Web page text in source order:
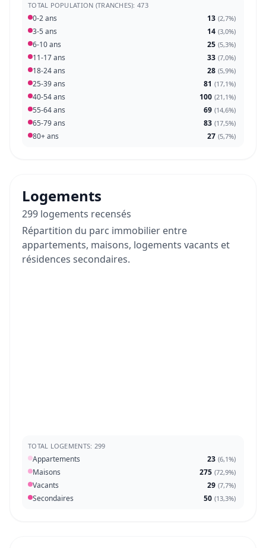
TOTAL POPULATION (TRANCHES): 473
0-2 ans 13 (2,7%)
3-5 ans 14 (3,0%)
6-10 ans 25 (5,3%)
11-17 ans 33 (7,0%)
18-24 ans 28 (5,9%)
25-39 ans 81 (17,1%)
40-54 ans 100 (21,1%)
55-64 ans 69 (14,6%)
65-79 ans 83 (17,5%)
80+ ans 27 (5,7%)
Logements
299 logements recensés
Répartition du parc immobilier entre
appartements, maisons, logements vacants et
résidences secondaires.
TOTAL LOGEMENTS: 299
Appartements 23 (6,1%)
Maisons 275 (72,9%)
Vacants 29 (7,7%)
Secondaires 50 (13,3%)